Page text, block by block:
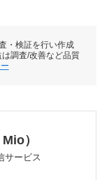
・検証を行い作成
調査/改善など品質
）
サービス